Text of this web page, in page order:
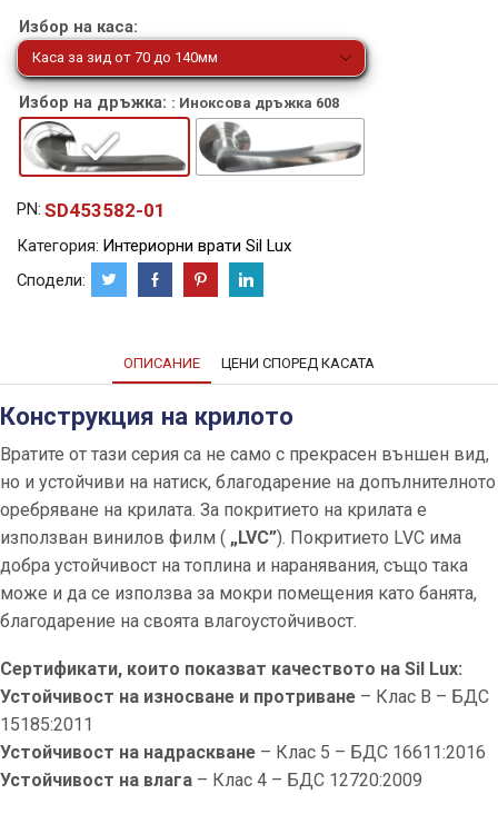
Избор на каса:
Избор на дръжка: : Иноксова дръжка 608
PN: SD453582-01
Категория: Интериорни врати Sil Lux
Сподели:
ОПИСАНИЕ ЦЕНИ СПОРЕД КАСАТА
Конструкция на крилото
Вратите от тази серия са не само с прекрасен външен вид,
но и устойчиви на натиск, благодарение на допълнителното
оребряване на крилата. За покритието на крилата е
използван винилов филм ( „LVC”). Покритието LVC има
добра устойчивост на топлина и наранявания, също така
може и да се използва за мокри помещения като банята,
благодарение на своята влагоустойчивост.
Сертификати, които показват качеството на Sil Lux:
Устойчивост на износване и протриване – Клас В – БДС
15185:2011
Устойчивост на надраскване – Клас 5 – БДС 16611:2016
Устойчивост на влага – Клас 4 – БДС 12720:2009